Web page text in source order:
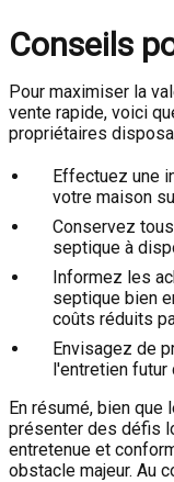
Conseils
Pour maximiser la
vente rapide, voici
propriétaires
Effectuez une
votre maison
Conservez
septique à
Informez les
septique bien
coûts réduits
Envisagez de
l'entretien
En résumé, bien
présenter des défis
entretenue et
obstacle majeur. Au